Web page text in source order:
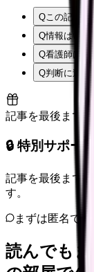
Q この記事で
Q情報はいつ
Q看護師はま
Q判断に迷う
記事を最後まで読
🔒 特別サポー
記事を最後まで
す。
まずは匿名で整
読んでも